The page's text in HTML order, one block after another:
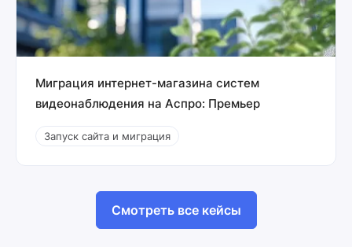
Миграция интернет-магазина систем
видеонаблюдения на Аспро: Премьер
Запуск сайта и миграция
Смотреть все кейсы